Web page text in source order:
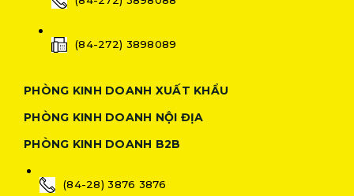
(84-272) 3898089
PHÒNG KINH DOANH XUẤT KHẨU
PHÒNG KINH DOANH NỘI ĐỊA
PHÒNG KINH DOANH B2B
(84-28) 3876 3876